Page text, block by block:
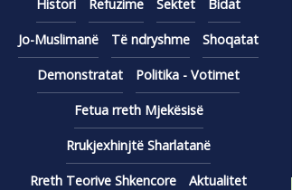
Histori Refuzime Sektet Bidat
Jo-Muslimanë Të ndryshme Shoqatat
Demonstratat Politika - Votimet
Fetua rreth Mjekësisë
Rrukjexhinjtë Sharlatanë
Rreth Teorive Shkencore Aktualitet